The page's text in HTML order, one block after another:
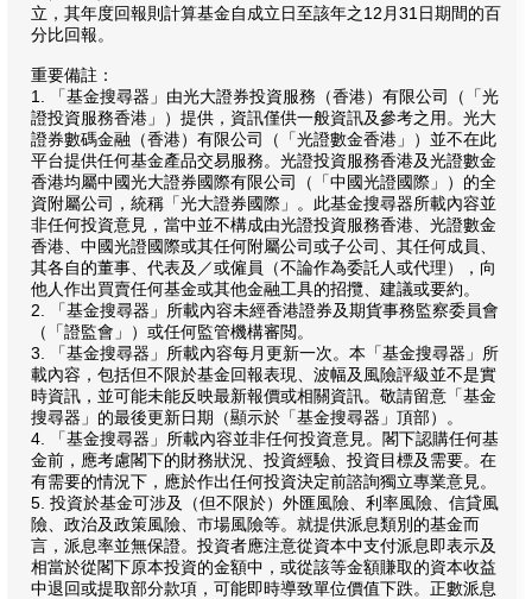
立，其年度回報則計算基金自成立日至該年之12月31日期間的百
分比回報。
重要備註：
1. 「基金搜尋器」由光大證券投資服務（香港）有限公司（「光
證投資服務香港」）提供，資訊僅供一般資訊及參考之用。光大
證券數碼金融（香港）有限公司（「光證數金香港」）並不在此
平台提供任何基金產品交易服務。光證投資服務香港及光證數金
香港均屬中國光大證券國際有限公司（「中國光證國際」）的全
資附屬公司，統稱「光大證券國際」。此基金搜尋器所載內容並
非任何投資意見，當中並不構成由光證投資服務香港、光證數金
香港、中國光證國際或其任何附屬公司或子公司、其任何成員、
其各自的董事、代表及／或僱員（不論作為委託人或代理），向
他人作出買賣任何基金或其他金融工具的招攬、建議或要約。
2. 「基金搜尋器」所載內容未經香港證券及期貨事務監察委員會
（「證監會」）或任何監管機構審閲。
3. 「基金搜尋器」所載內容每月更新一次。本「基金搜尋器」所
載內容，包括但不限於基金回報表現、波幅及風險評級並不是實
時資訊，並可能未能反映最新報價或相關資訊。敬請留意「基金
搜尋器」的最後更新日期（顯示於「基金搜尋器」頂部）。
4. 「基金搜尋器」所載內容並非任何投資意見。閣下認購任何基
金前，應考慮閣下的財務狀況、投資經驗、投資目標及需要。在
有需要的情況下，應於作出任何投資決定前諮詢獨立專業意見。
5. 投資於基金可涉及（但不限於）外匯風險、利率風險、信貸風
險、政治及政策風險、市場風險等。就提供派息類別的基金而
言，派息率並無保證。投資者應注意從資本中支付派息即表示及
相當於從閣下原本投資的金額中，或從該等金額賺取的資本收益
中退回或提取部分款項，可能即時導致單位價值下跌。正數派息